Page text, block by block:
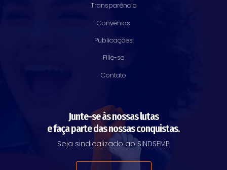
Transparência
Convênios
Publicações
Filie-se
Contato
Junte-se às nossas lutas
e faça parte das nossas conquistas.
Seja sindicalizado ao SINDSEMP.